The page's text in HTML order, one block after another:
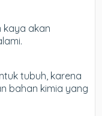
kaya akan
tubuh, karena
bahan kimia yang